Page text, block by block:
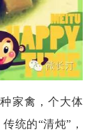
家禽，个大体
统的“清炖”，